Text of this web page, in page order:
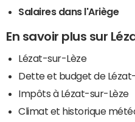
Salaires dans l'Ariège
En savoir plus sur
Lézat-sur-Lèze
Dette et budget de
Impôts à Lézat-sur-Lèze
Climat et historique